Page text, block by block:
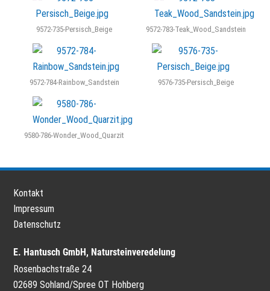
Webshop
Bestellen Sie Ihren
Wunschnaturstein
9572-735-Persisch_Beige 9572-783-Teak_Wood_Sandstein
9572-784-Rainbow_Sandstein 9576-735-Persisch_Beige
9580-786-Wonder_Wood_Quarzit
Kontakt
Impressum
Datenschutz
E. Hantusch GmbH, Natursteinveredelung
Rosenbachstraße 24
02689 Sohland/Spree OT Hohberg